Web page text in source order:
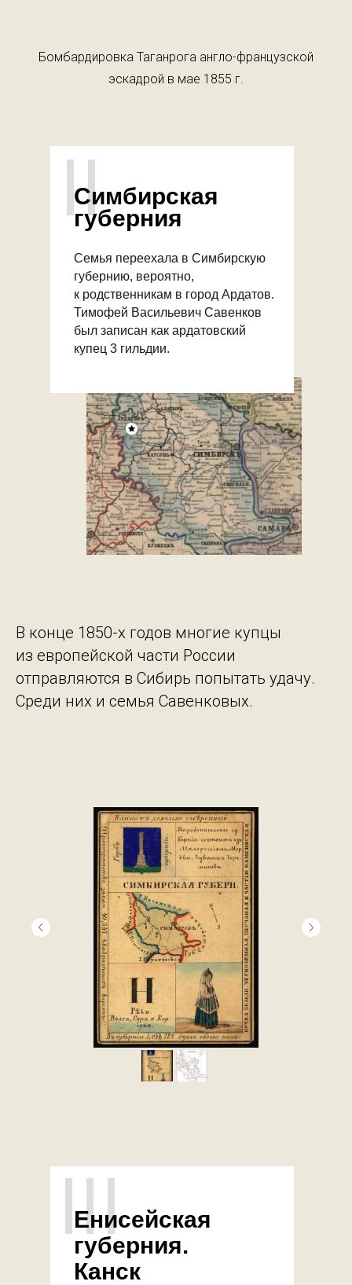
Бомбардировка Таганрога англо-французской
эскадрой в мае 1855 г.
Семья переехала в Симбирскую
губернию, вероятно,
к родственникам в город Ардатов.
Тимофей Васильевич Савенков
был записан как ардатовский
купец 3 гильдии.
II
Симбирская
губерния
В конце 1850-х годов многие купцы
из европейской части России
отправляются в Сибирь попытать удачу.
Среди них и семья Савенковых.
III
Енисейская
губерния.
Канск